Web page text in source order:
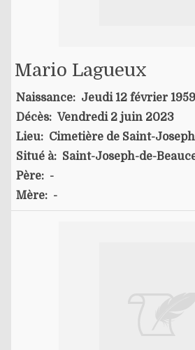
Mario Lagueux
Naissance: Jeudi 12 février 1959
Décès: Vendredi 2 juin 2023
Lieu: Cimetière de Saint-
Situé à: Saint-Joseph-de-
Père: -
Mère: -